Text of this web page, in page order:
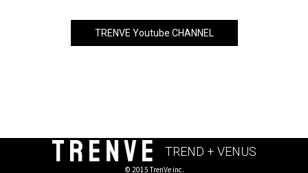
TRENVE Youtube CHANNEL
TRENVE TREND + VENUS
© 2015 TrenVe inc.